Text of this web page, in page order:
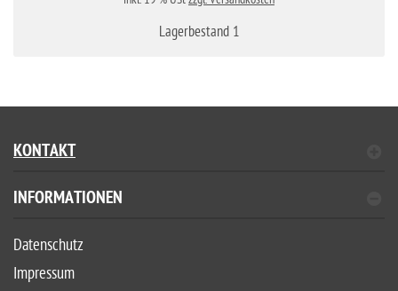
Lagerbestand 1
KONTAKT
INFORMATIONEN
Datenschutz
Impressum